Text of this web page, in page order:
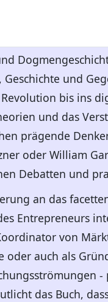
und
bis ins
und das
prägende
oder William
Debatten und
an das
Entrepreneurs
von
oder auch als
das Buch,